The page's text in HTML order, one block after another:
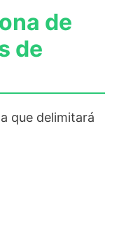
de
de
que delimitará